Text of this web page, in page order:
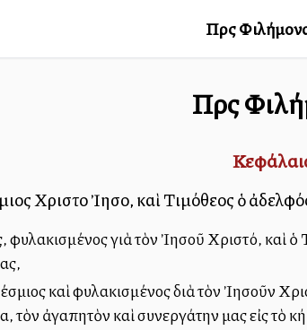
Πρὸς
Πρὸς
Χριστοῦ Ἰησοῦ, καὶ Τιμόθεος ὁ
φυλακισμένος γιὰ τὸν Ἰησοῦ Χριστό, καὶ
καὶ φυλακισμένος διὰ τὸν Ἰησοῦν
τὸν ἀγαπητὸν καὶ συνεργάτην μας εἰς τὸ